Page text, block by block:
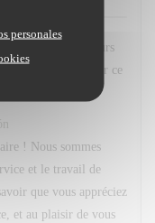
personales
le choix est toujours
. Merci pour ce
! Nous sommes
et le travail de
que vous appréciez
et au plaisir de vous